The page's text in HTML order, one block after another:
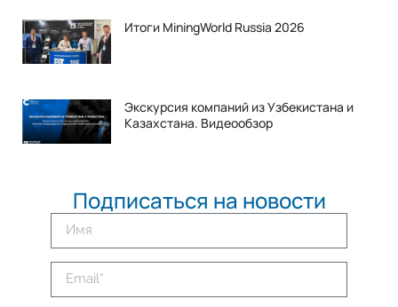
Итоги MiningWorld Russia 2026
Экскурсия компаний из Узбекистана и
Казахстана. Видеообзор
Подписаться на новости